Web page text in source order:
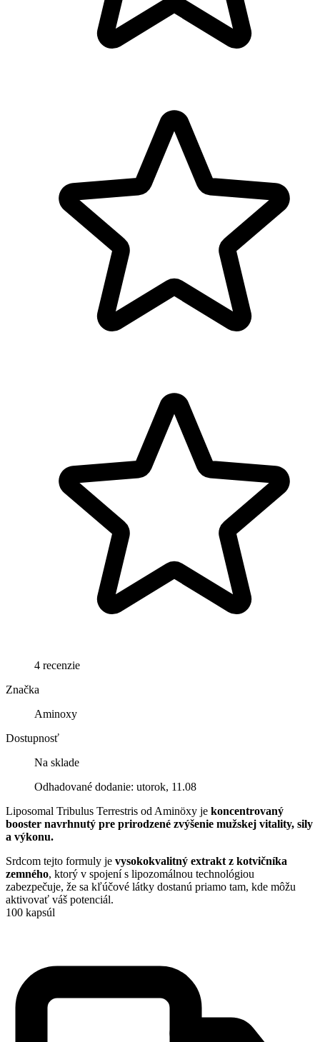
4 recenzie
Značka
Aminoxy
Dostupnosť
Na sklade
Odhadované dodanie: utorok, 11.08
Liposomal Tribulus Terrestris od Aminöxy je koncentrovaný
booster navrhnutý pre prirodzené zvýšenie mužskej vitality, sily
a výkonu.
Srdcom tejto formuly je vysokokvalitný extrakt z kotvičníka
zemného, ktorý v spojení s lipozomálnou technológiou
zabezpečuje, že sa kľúčové látky dostanú priamo tam, kde môžu
aktivovať váš potenciál.
100 kapsúl